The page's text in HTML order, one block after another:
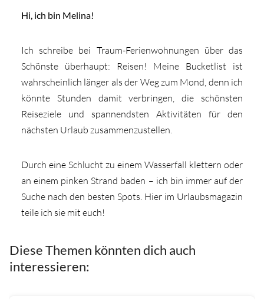
Hi, ich bin Melina!
Ich schreibe bei Traum-Ferienwohnungen über das
Schönste überhaupt: Reisen! Meine Bucketlist ist
wahrscheinlich länger als der Weg zum Mond, denn ich
könnte Stunden damit verbringen, die schönsten
Reiseziele und spannendsten Aktivitäten für den
nächsten Urlaub zusammenzustellen.
Durch eine Schlucht zu einem Wasserfall klettern oder
an einem pinken Strand baden – ich bin immer auf der
Suche nach den besten Spots. Hier im Urlaubsmagazin
teile ich sie mit euch!
Diese Themen könnten dich auch
interessieren: